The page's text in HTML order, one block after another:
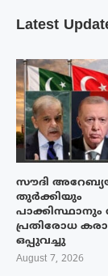
Latest
സൗദി
തുർക്കിയും
പ്രതിരോധ
ഒപ്പുവച്ചു
August 7, 2026